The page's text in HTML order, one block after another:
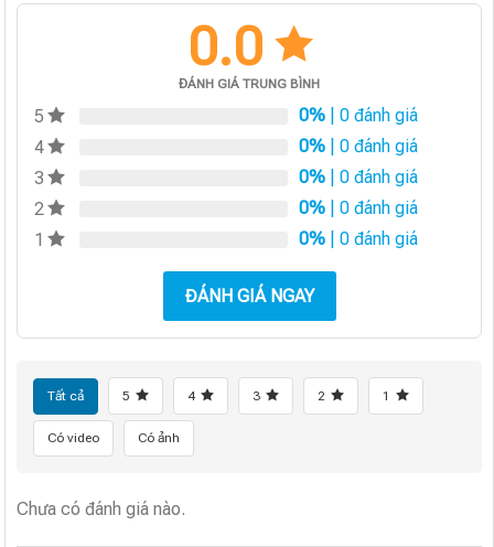
0.0
ĐÁNH GIÁ TRUNG BÌNH
5 0% | 0 đánh giá
4
0% | 0 đánh giá
3
0% | 0 đánh giá
2
0% | 0 đánh giá
1
0% | 0 đánh giá
ĐÁNH GIÁ NGAY
Tất cả 5 4 3 2 1
Có video Có ảnh
Chưa có đánh giá nào.